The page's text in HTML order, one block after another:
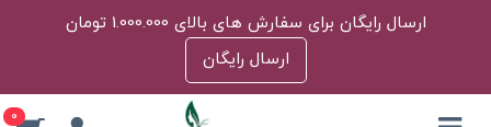
ارسال رایگان برای سفارش های بالای 1.000.000 تومان
ارسال رایگان
0